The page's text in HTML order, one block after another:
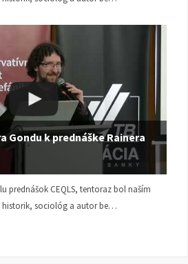
Gondu k prednáške Rainera
prednášok CEQLS, tentoraz bol naším
sociológ a autor be…